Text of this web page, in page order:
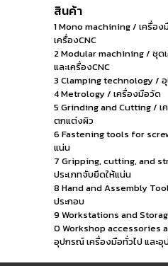
สินค้า
1 Mono machining / เครื่อง
เครื่องCNC
2 Modular machining / ชุด
และเครื่องCNC
3 Clamping technology /
4 Metrology / เครื่องมือวัด
5 Grinding and Cutting / เ
ตกแต่งผิว
6 Fastening tools for
แน่น
7 Gripping, cutting, and
ประเภทจับยึดให้แน่น
8 Hand and Assembly
ประกอบ
9 Workstations and
0 Workshop accessories
อุปกรณ์ เครื่องมือทั่วไป และ